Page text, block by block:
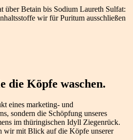
über Betain bis Sodium Laureth Sulfat:
wir für Puritum ausschließen
die Köpfe waschen.
eines marketing- und
sondern die Schöpfung unseres
im thüringischen Idyll Ziegenrück.
wir mit Blick auf die Köpfe unserer